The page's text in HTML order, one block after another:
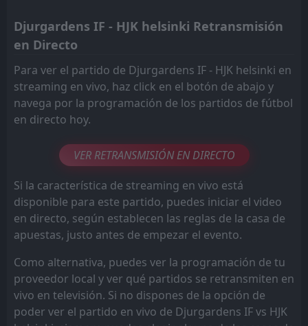
Djurgardens IF - HJK helsinki Retransmisión
en Directo
Para ver el partido de Djurgardens IF - HJK helsinki en
streaming en vivo, haz click en el botón de abajo y
navega por la programación de los partidos de fútbol
en directo hoy.
VER RETRANSMISIÓN EN DIRECTO
Si la característica de streaming en vivo está
disponible para este partido, puedes iniciar el video
en directo, según establecen las reglas de la casa de
apuestas, justo antes de empezar el evento.
Como alternativa, puedes ver la programación de tu
proveedor local y ver qué partidos se retransmiten en
vivo en televisión. Si no dispones de la opción de
poder ver el partido en vivo de Djurgardens IF vs HJK